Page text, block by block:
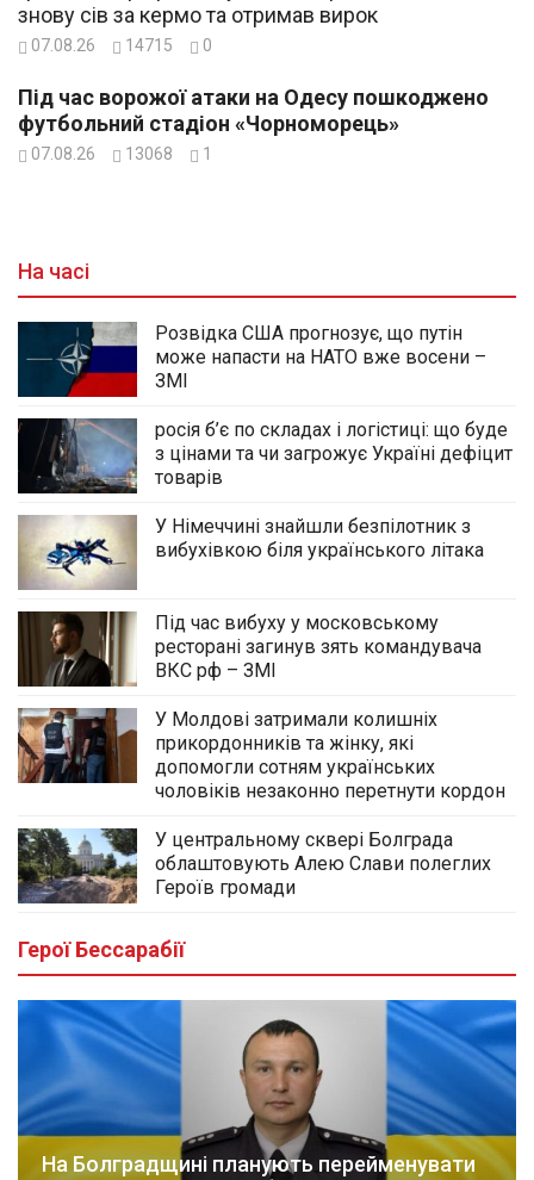
знову сів за кермо та отримав вирок
07.08.26 14715 0
Під час ворожої атаки на Одесу пошкоджено
футбольний стадіон «Чорноморець»
07.08.26 13068 1
На часі
Розвідка США прогнозує, що путін
може напасти на НАТО вже восени –
ЗМІ
росія б’є по складах і логістиці: що буде
з цінами та чи загрожує Україні дефіцит
товарів
У Німеччині знайшли безпілотник з
вибухівкою біля українського літака
Під час вибуху у московському
ресторані загинув зять командувача
ВКС рф – ЗМІ
У Молдові затримали колишніх
прикордонників та жінку, які
допомогли сотням українських
чоловіків незаконно перетнути кордон
У центральному сквері Болграда
облаштовують Алею Слави полеглих
Героїв громади
Герої Бессарабії
На Болградщині планують перейменувати